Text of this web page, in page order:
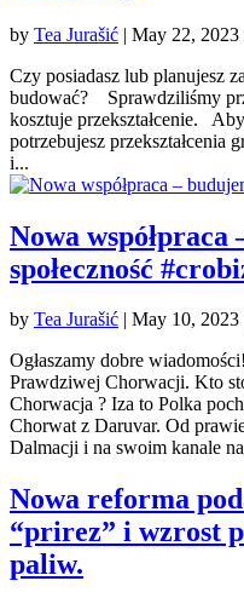
by Tea Jurašić | May 22, 2023
Czy posiadasz lub planujesz
budować? Sprawdziliśmy
kosztuje przekształcenie.
potrzebujesz przekształcenia
i...
Nowa współpraca
społeczność
by Tea Jurašić | May 10, 2023
Ogłaszamy dobre
Prawdziwej Chorwacji. Kto
Chorwacja ? Iza to Polka
Chorwat z Daruvar. Od
Dalmacji i na swoim kanale
Nowa reforma
“prirez” i wzrost
paliw.